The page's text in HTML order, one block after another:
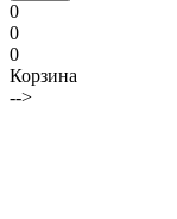
0
0
0
Корзина
-->